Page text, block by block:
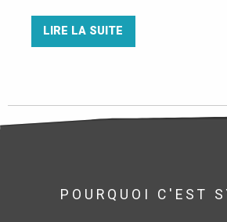
LIRE LA SUITE
POURQUOI C'EST